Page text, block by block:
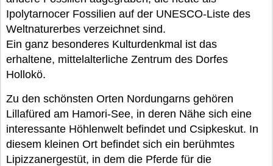
Ipolytarnocer Fossilien auf der UNESCO-Liste des
Weltnaturerbes verzeichnet sind.
Ein ganz besonderes Kulturdenkmal ist das
erhaltene, mittelalterliche Zentrum des Dorfes
Hollokö.
Zu den schönsten Orten Nordungarns gehören
Lillafüred am Hamori-See, in deren Nähe sich eine
interessante Höhlenwelt befindet und Csipkeskut. In
diesem kleinen Ort befindet sich ein berühmtes
Lipizzanergestüt, in dem die Pferde für die